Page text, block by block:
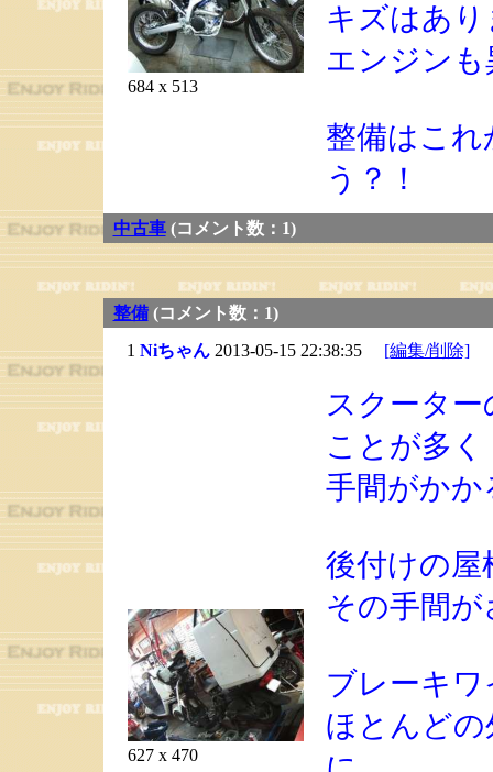
684 x 513
キズはあ
エンジンも
整備はこ
う？！
中古車(コメント数：1)
整備(コメント数：1)
1 Niちゃん2013-05-15 22:38:35 [編集/削除]
627 x 470
スクータ
ことが多く
手間がかか
後付けの屋
その手間
ブレーキ
ほとんど